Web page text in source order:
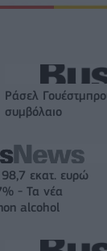
Ράσελ
συμβόλαιο
98,7 εκατ. ευρώ
- Τα νέα
alcohol